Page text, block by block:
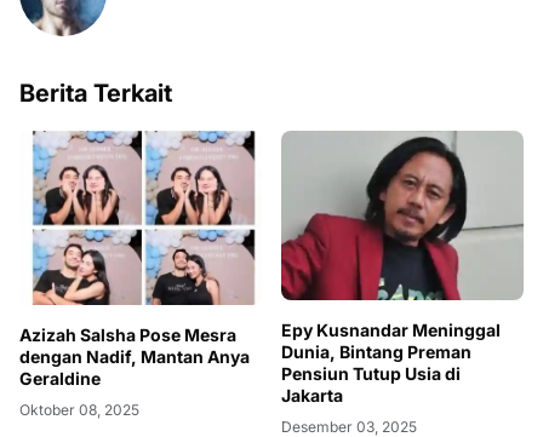
Berita Terkait
Azizah Salsha Pose Mesra
dengan Nadif, Mantan Anya
Geraldine
Oktober 08, 2025
Epy Kusnandar Meninggal
Dunia, Bintang Preman
Pensiun Tutup Usia di
Jakarta
Desember 03, 2025